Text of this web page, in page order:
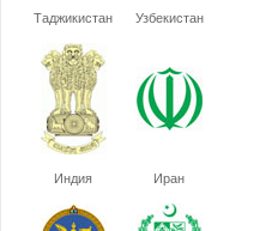
Таджикистан Узбекистан
Индия Иран